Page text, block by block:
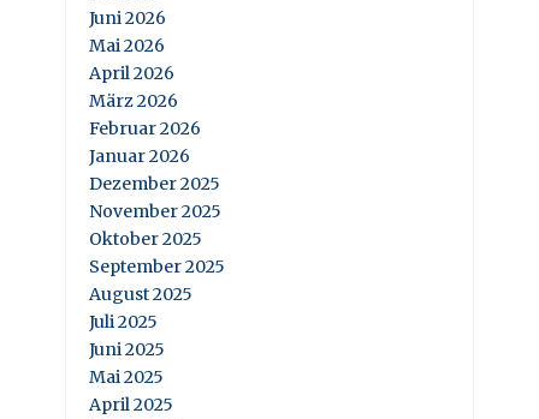
Juni 2026
Mai 2026
April 2026
März 2026
Februar 2026
Januar 2026
Dezember 2025
November 2025
Oktober 2025
September 2025
August 2025
Juli 2025
Juni 2025
Mai 2025
April 2025